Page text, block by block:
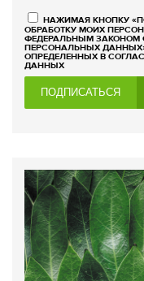
НАЖИМАЯ КНОПКУ
ОБРАБОТКУ МОИХ
ФЕДЕРАЛЬНЫМ ЗАКОНОМ
ПЕРСОНАЛЬНЫХ
ОПРЕДЕЛЕННЫХ В
ДАННЫХ
ПОДПИСАТЬСЯ